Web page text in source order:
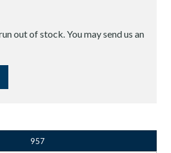
out of stock. You may send us an
957